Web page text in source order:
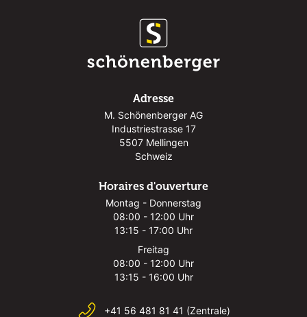
Adresse
M. Schönenberger AG
Industriestrasse 17
5507 Mellingen
Schweiz
Horaires d'ouverture
Montag - Donnerstag
08:00 - 12:00 Uhr
13:15 - 17:00 Uhr
Freitag
08:00 - 12:00 Uhr
13:15 - 16:00 Uhr
+41 56 481 81 41 (Zentrale)